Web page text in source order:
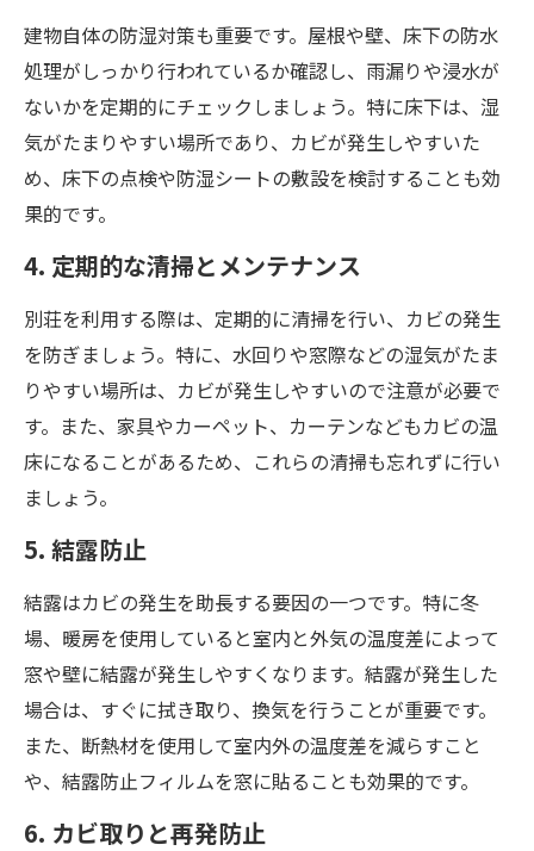
建物自体の防湿対策も重要です。屋根や壁、床下の防水
処理がしっかり行われているか確認し、雨漏りや浸水が
ないかを定期的にチェックしましょう。特に床下は、湿
気がたまりやすい場所であり、カビが発生しやすいた
め、床下の点検や防湿シートの敷設を検討することも効
果的です。
4. 定期的な清掃とメンテナンス
別荘を利用する際は、定期的に清掃を行い、カビの発生
を防ぎましょう。特に、水回りや窓際などの湿気がたま
りやすい場所は、カビが発生しやすいので注意が必要で
す。また、家具やカーペット、カーテンなどもカビの温
床になることがあるため、これらの清掃も忘れずに行い
ましょう。
5. 結露防止
結露はカビの発生を助長する要因の一つです。特に冬
場、暖房を使用していると室内と外気の温度差によって
窓や壁に結露が発生しやすくなります。結露が発生した
場合は、すぐに拭き取り、換気を行うことが重要です。
また、断熱材を使用して室内外の温度差を減らすこと
や、結露防止フィルムを窓に貼ることも効果的です。
6. カビ取りと再発防止